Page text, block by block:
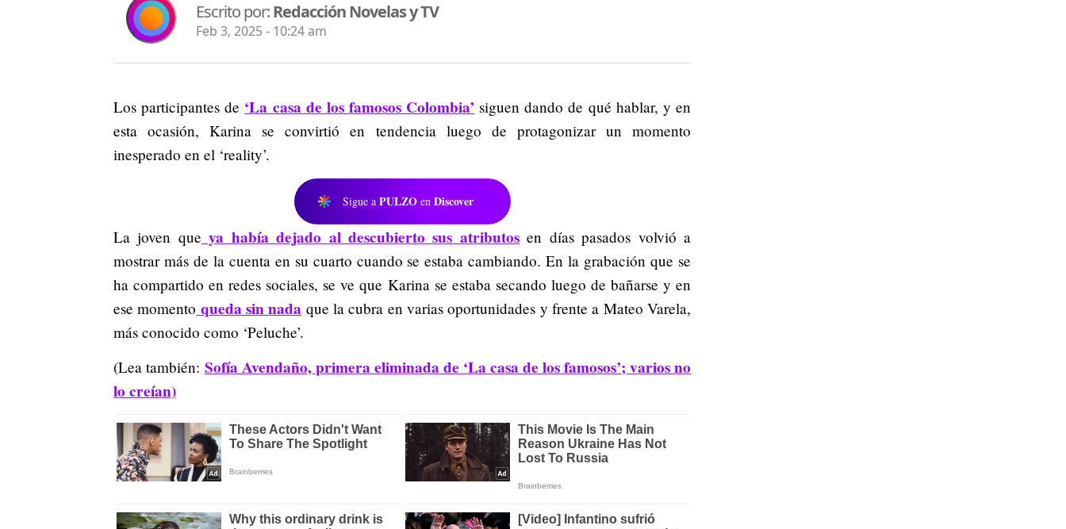
Escrito por:Redacción Novelas y TV
Feb 3, 2025 - 10:24 am
Los participantes de ‘La casa de los famosos Colombia’ siguen dando de qué hablar, y en
esta ocasión, Karina se convirtió en tendencia luego de protagonizar un momento
inesperado en el ‘reality’.
Sigue a PULZO en Discover
La joven que ya había dejado al descubierto sus atributosen días pasados volvió a
mostrar más de la cuenta en su cuarto cuando se estaba cambiando. En la grabación que se
ha compartido en redes sociales, se ve que Karina se estaba secando luego de bañarse y en
ese momento queda sin nada que la cubra en varias oportunidades y frente a Mateo Varela,
más conocido como ‘Peluche’.
(Lea también: Sofía Avendaño, primera eliminada de ‘La casa de los famosos’; varios no
lo creían)